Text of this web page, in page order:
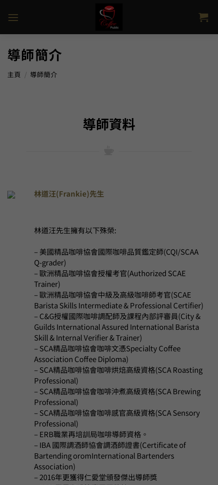
導師簡介
主頁 / 導師簡介
導師資料
林道汪(Frankie)先生
林道汪先生擁有以下殊榮:
– 美國精品咖啡協會國際咖啡品質鑑定師(CQI/SCAA
Q-grader)
– 歐洲精品咖啡協會授權考官(Authorized SCAE
Trainer)
– 歐洲精品咖啡協會中級及高級咖啡師考官(SCAE
Barista Skills Intermediate & Professional Certifier)
– C&G授權國際咖啡調配師及課程內部評審員(City &
Guilds International Assured International Barista
Skill & Internal Verifier & Trainer)
– SCA精品咖啡協會咖啡文憑Specialty Coffee
Association Coffee Diploma)
– SCA精品咖啡協會咖啡烘焙高級資格(SCA Roasting
Professional)
– SCA精品咖啡協會咖啡沖煮高級資格(SCA Brewing
Professional)
– SCA精品咖啡協會咖啡感官高級資格(SCA Sensory
Professional)
– ERB職業再培訓局咖啡導師資格。
– IBA 國際調酒師協會調酒師證書(Certificate of
Bartending oromInternational Bartenders
Association)
– 2016年更獲得仁愛堂頒發傑出導師獎